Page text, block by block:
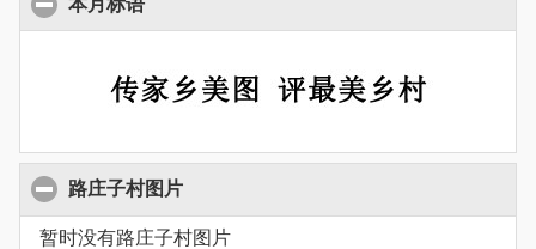
本月标语
路庄子村图片
暂时没有路庄子村图片